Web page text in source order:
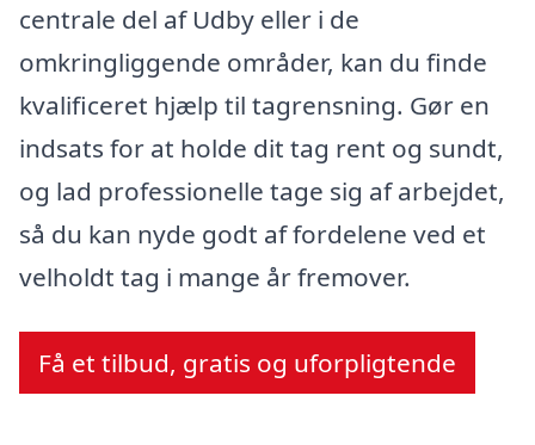
centrale del af Udby eller i de
omkringliggende områder, kan du finde
kvalificeret hjælp til tagrensning. Gør en
indsats for at holde dit tag rent og sundt,
og lad professionelle tage sig af arbejdet,
så du kan nyde godt af fordelene ved et
velholdt tag i mange år fremover.
Få et tilbud, gratis og uforpligtende